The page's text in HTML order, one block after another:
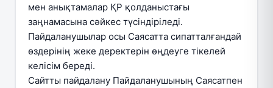
мен анықтамалар ҚР қолданыстағы
заңнамасына сәйкес түсіндіріледі.
Пайдаланушылар осы Саясатта сипатталғандай
өздерінің жеке деректерін өңдеуге тікелей
келісім береді.
Сайтты пайдалану Пайдаланушының Саясатпен